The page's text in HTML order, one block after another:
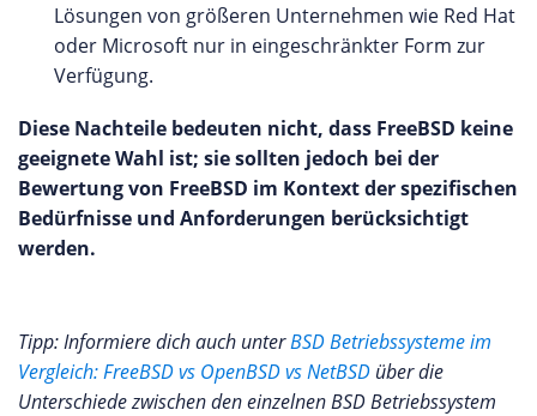
Lösungen von größeren Unternehmen wie Red Hat
oder Microsoft nur in eingeschränkter Form zur
Verfügung.
Diese Nachteile bedeuten nicht, dass FreeBSD keine
geeignete Wahl ist; sie sollten jedoch bei der
Bewertung von FreeBSD im Kontext der spezifischen
Bedürfnisse und Anforderungen berücksichtigt
werden.
Tipp: Informiere dich auch unterBSD Betriebssysteme im
Vergleich: FreeBSD vs OpenBSD vs NetBSD über die
Unterschiede zwischen den einzelnen BSD Betriebssystem